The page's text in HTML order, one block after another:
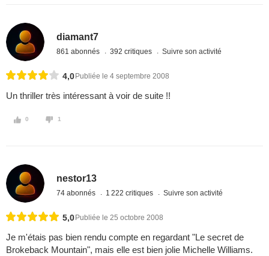
diamant7
861 abonnés 392 critiques Suivre son activité
4,0 Publiée le 4 septembre 2008
Un thriller très intéressant à voir de suite !!
0 1
nestor13
74 abonnés 1 222 critiques Suivre son activité
5,0 Publiée le 25 octobre 2008
Je m'étais pas bien rendu compte en regardant "Le secret de
Brokeback Mountain", mais elle est bien jolie Michelle Williams.